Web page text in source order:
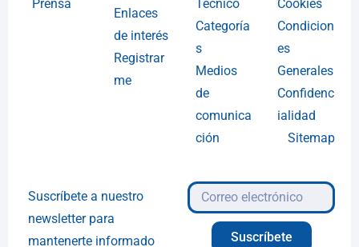
Prensa
Enlaces
de interés
Registrar
me
Técnico
Categoría
s
Medios
de
comunica
ción
Cookies
Condicion
es
Generales
Confidenc
ialidad
Sitemap
Suscríbete a nuestro
newsletter para
mantenerte informado
Suscríbete